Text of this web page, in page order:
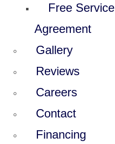
Free Service
Agreement
Gallery
Reviews
Careers
Contact
Financing